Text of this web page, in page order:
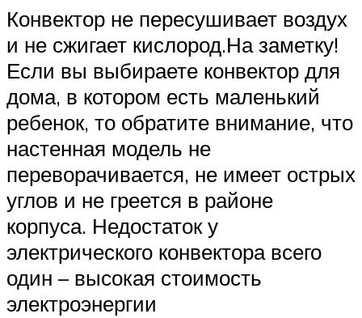
Конвектор не пересушивает воздух
и не сжигает кислород.На заметку!
Если вы выбираете конвектор для
дома, в котором есть маленький
ребенок, то обратите внимание, что
настенная модель не
переворачивается, не имеет острых
углов и не греется в районе
корпуса. Недостаток у
электрического конвектора всего
один – высокая стоимость
электроэнергии